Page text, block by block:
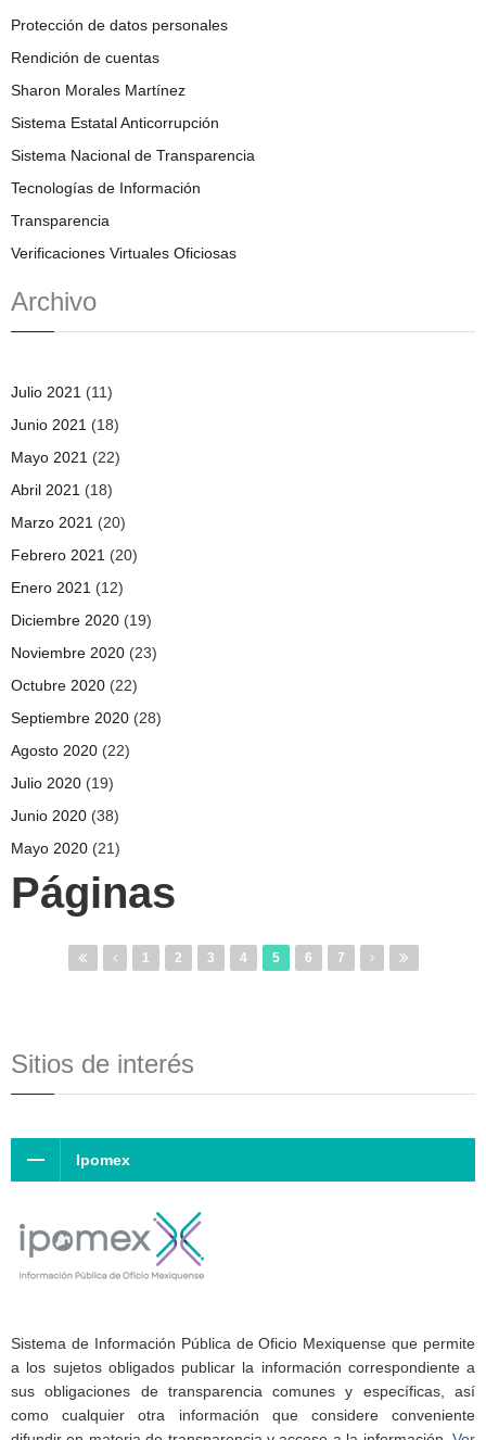
Protección de datos personales
Rendición de cuentas
Sharon Morales Martínez
Sistema Estatal Anticorrupción
Sistema Nacional de Transparencia
Tecnologías de Información
Transparencia
Verificaciones Virtuales Oficiosas
Archivo
Julio 2021 (11)
Junio 2021 (18)
Mayo 2021 (22)
Abril 2021 (18)
Marzo 2021 (20)
Febrero 2021 (20)
Enero 2021 (12)
Diciembre 2020 (19)
Noviembre 2020 (23)
Octubre 2020 (22)
Septiembre 2020 (28)
Agosto 2020 (22)
Julio 2020 (19)
Junio 2020 (38)
Mayo 2020 (21)
Páginas
1 2 3 4 5 6 7
Sitios de interés
Ipomex
Sistema de Información Pública de Oficio Mexiquense que permite
a los sujetos obligados publicar la información correspondiente a
sus obligaciones de transparencia comunes y específicas, así
como cualquier otra información que considere conveniente